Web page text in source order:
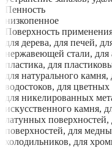
Пенность
низкопенное
Поверхность
для дерева, для печей,
нержавеющей стали,
пластика, для
для натурального
водостоков, для
для никелированных
искусственного камня,
латунных
поверхностей, для
холодильников, для